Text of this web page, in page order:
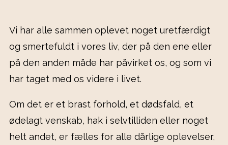
Vi har alle sammen oplevet noget uretfærdigt
og smertefuldt i vores liv, der på den ene eller
på den anden måde har påvirket os, og som vi
har taget med os videre i livet.
Om det er et brast forhold, et dødsfald, et
ødelagt venskab, hak i selvtilliden eller noget
helt andet, er fælles for alle dårlige oplevelser,